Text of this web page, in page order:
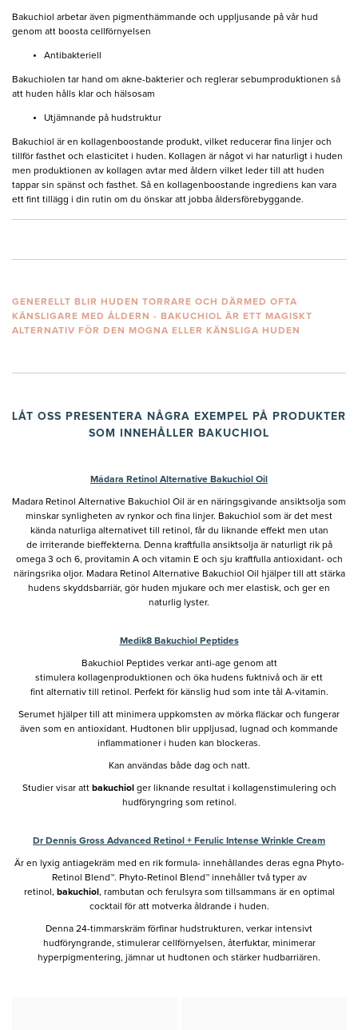
Bakuchiol arbetar även pigmenthämmande och uppljusande på vår hud
genom att boosta cellförnyelsen
Antibakteriell
Bakuchiolen tar hand om akne-bakterier och reglerar sebumproduktionen så
att huden hålls klar och hälsosam
Utjämnande på hudstruktur
Bakuchiol är en kollagenboostande produkt, vilket reducerar fina linjer och
tillför fasthet och elasticitet i huden. Kollagen är något vi har naturligt i huden
men produktionen av kollagen avtar med åldern vilket leder till att huden
tappar sin spänst och fasthet. Så en kollagenboostande ingrediens kan vara
ett fint tillägg i din rutin om du önskar att jobba åldersförebyggande.
GENERELLT BLIR HUDEN TORRARE OCH DÄRMED OFTA
KÄNSLIGARE MED ÅLDERN - BAKUCHIOL ÄR ETT MAGISKT
ALTERNATIV FÖR DEN MOGNA ELLER KÄNSLIGA HUDEN
LÅT OSS PRESENTERA NÅGRA EXEMPEL PÅ PRODUKTER
SOM INNEHÅLLER BAKUCHIOL
Mádara Retinol Alternative Bakuchiol Oil
Madara Retinol Alternative Bakuchiol Oil är en näringsgivande ansiktsolja som
minskar synligheten av rynkor och fina linjer. Bakuchiol som är det mest
kända naturliga alternativet till retinol, får du liknande effekt men utan
de irriterande bieffekterna. Denna kraftfulla ansiktsolja är naturligt rik på
omega 3 och 6, provitamin A och vitamin E och sju kraftfulla antioxidant- och
näringsrika oljor. Madara Retinol Alternative Bakuchiol Oil hjälper till att stärka
hudens skyddsbarriär, gör huden mjukare och mer elastisk, och ger en
naturlig lyster.
Medik8 Bakuchiol Peptides
Bakuchiol Peptides verkar anti-age genom att
stimulera kollagenproduktionen och öka hudens fuktnivå och är ett
fint alternativ till retinol. Perfekt för känslig hud som inte tål A-vitamin.
Serumet hjälper till att minimera uppkomsten av mörka fläckar och fungerar
även som en antioxidant. Hudtonen blir uppljusad, lugnad och kommande
inflammationer i huden kan blockeras.
Kan användas både dag och natt.
Studier visar att bakuchiolger liknande resultat i kollagenstimulering och
hudföryngring som retinol.
Dr Dennis Gross Advanced Retinol + Ferulic Intense Wrinkle Cream
Är en lyxig antiagekräm med en rik formula- innehållandes deras egna Phyto-
Retinol Blend™. Phyto-Retinol Blend™ innehåller två typer av
retinol, bakuchiol, rambutan och ferulsyra som tillsammans är en optimal
cocktail för att motverka åldrande i huden.
Denna 24-timmarskräm förfinar hudstrukturen, verkar intensivt
hudföryngrande, stimulerar cellförnyelsen, återfuktar, minimerar
hyperpigmentering, jämnar ut hudtonen och stärker hudbarriären.